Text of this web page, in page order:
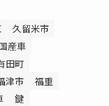
久留米市
産車
田町
津市
福重
鍵